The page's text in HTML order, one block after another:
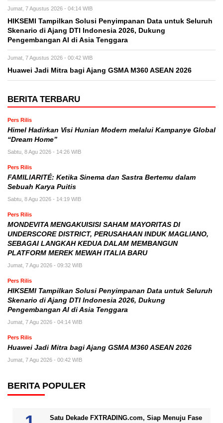
Jumat, 7 Agustus 2026 - 04:14 WIB
HIKSEMI Tampilkan Solusi Penyimpanan Data untuk Seluruh
Skenario di Ajang DTI Indonesia 2026, Dukung
Pengembangan AI di Asia Tenggara
Jumat, 7 Agustus 2026 - 00:42 WIB
Huawei Jadi Mitra bagi Ajang GSMA M360 ASEAN 2026
BERITA TERBARU
Pers Rilis
Himel Hadirkan Visi Hunian Modern melalui Kampanye Global
“Dream Home”
Sabtu, 8 Agu 2026 - 14:26 WIB
Pers Rilis
FAMILIARITÉ: Ketika Sinema dan Sastra Bertemu dalam
Sebuah Karya Puitis
Sabtu, 8 Agu 2026 - 14:19 WIB
Pers Rilis
MONDEVITA MENGAKUISISI SAHAM MAYORITAS DI
UNDERSCORE DISTRICT, PERUSAHAAN INDUK MAGLIANO,
SEBAGAI LANGKAH KEDUA DALAM MEMBANGUN
PLATFORM MEREK MEWAH ITALIA BARU
Jumat, 7 Agu 2026 - 09:32 WIB
Pers Rilis
HIKSEMI Tampilkan Solusi Penyimpanan Data untuk Seluruh
Skenario di Ajang DTI Indonesia 2026, Dukung
Pengembangan AI di Asia Tenggara
Jumat, 7 Agu 2026 - 04:14 WIB
Pers Rilis
Huawei Jadi Mitra bagi Ajang GSMA M360 ASEAN 2026
Jumat, 7 Agu 2026 - 00:42 WIB
BERITA POPULER
Satu Dekade FXTRADING.com, Siap Menuju Fase